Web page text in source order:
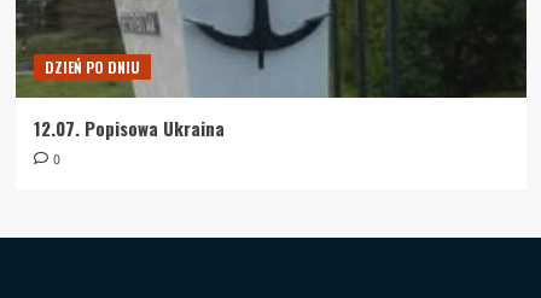
DZIEŃ PO DNIU
12.07. Popisowa Ukraina
0